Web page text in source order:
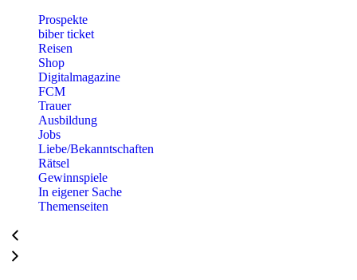
Prospekte
biber ticket
Reisen
Shop
Digitalmagazine
FCM
Trauer
Ausbildung
Jobs
Liebe/Bekanntschaften
Rätsel
Gewinnspiele
In eigener Sache
Themenseiten